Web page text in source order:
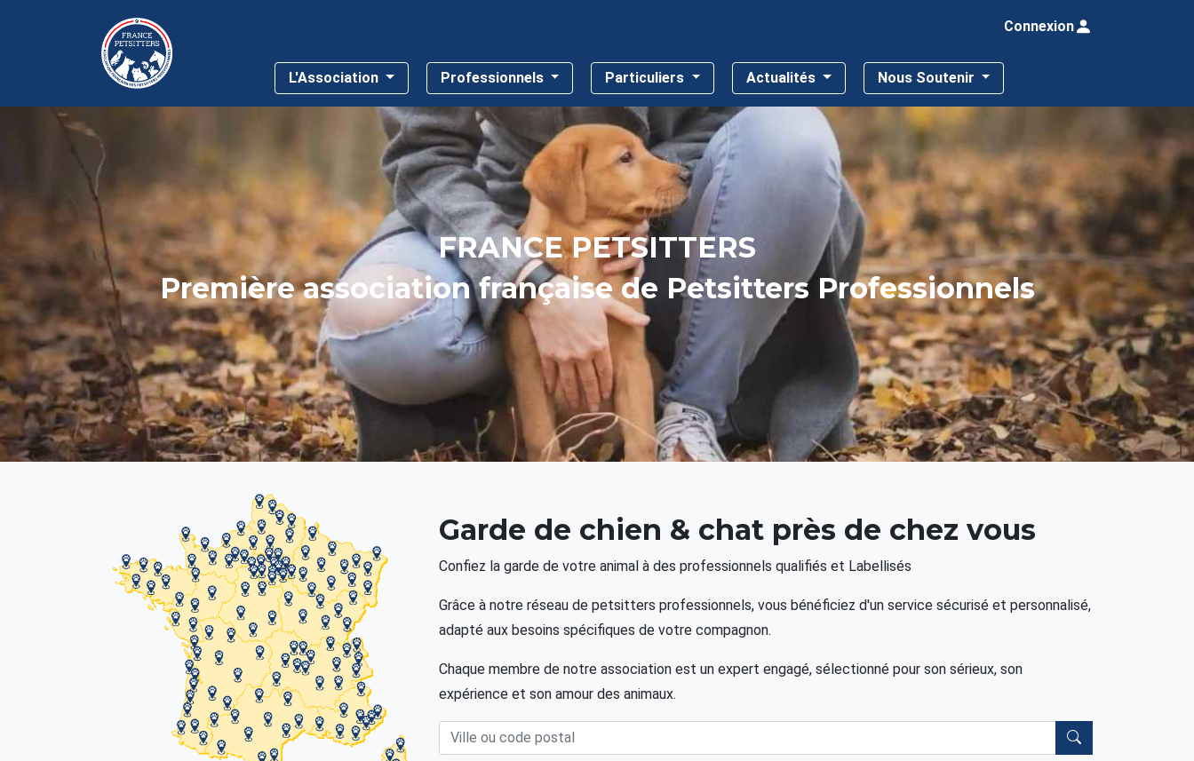
Connexion
L'Association Professionnels Particuliers Actualités Nous Soutenir
FRANCE PETSITTERS
Première association française de Petsitters Professionnels
Garde de chien & chat près de chez vous
Confiez la garde de votre animal à des professionnels qualifiés et Labellisés
Grâce à notre réseau de petsitters professionnels, vous bénéficiez d'un service sécurisé et personnalisé,
adapté aux besoins spécifiques de votre compagnon.
Chaque membre de notre association est un expert engagé, sélectionné pour son sérieux, son
expérience et son amour des animaux.